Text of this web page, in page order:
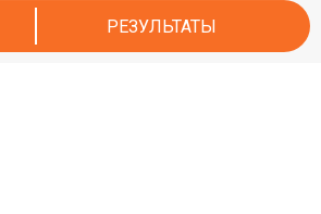
РЕЗУЛЬТАТЫ